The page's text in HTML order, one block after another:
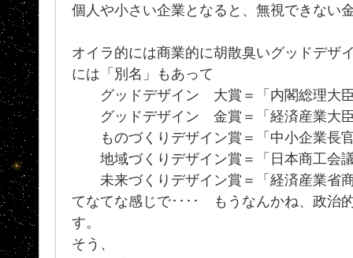
個人や小さい企業となると、無視できない
オイラ的には商業的に胡散臭いグッドデザ
には「別名」もあって
グッドデザイン 大賞＝「内閣総理大
グッドデザイン 金賞＝「経済産業大
ものづくりデザイン賞＝「中小企業長
地域づくりデザイン賞＝「日本商工会
未来づくりデザイン賞＝「経済産業省
てなてな感じで････ もうなんかね、政治
す。
そう、